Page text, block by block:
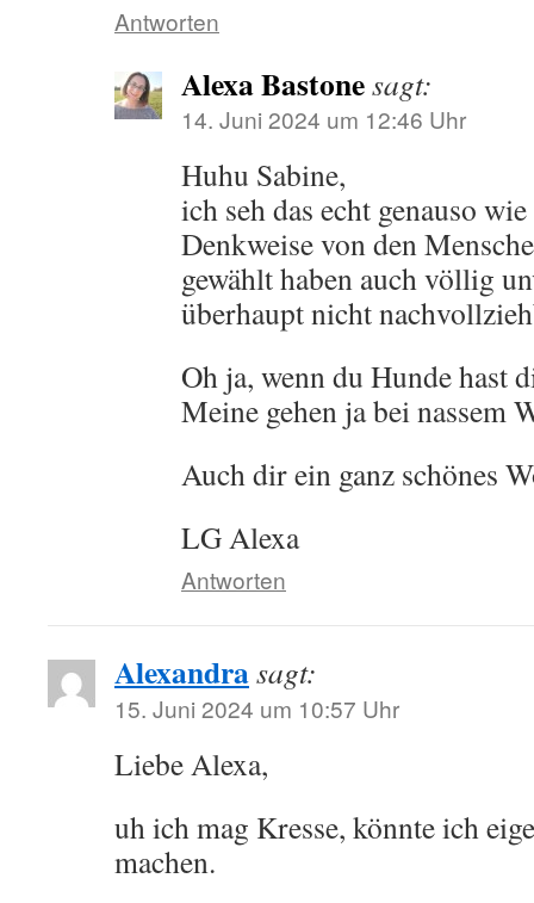
Antworten
Alexa Bastonesagt:
14. Juni 2024 um 12:46 Uhr
Huhu Sabine,
ich seh das echt genauso
Denkweise von den
gewählt haben auch völlig
überhaupt nicht
Oh ja, wenn du Hunde hast
Meine gehen ja bei nassem
Auch dir ein ganz schönes
LG Alexa
Antworten
Alexandrasagt:
15. Juni 2024 um 10:57 Uhr
Liebe Alexa,
uh ich mag Kresse, könnte ich
machen.